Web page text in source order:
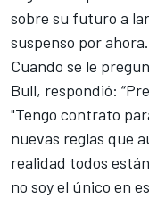
sobre su futuro a
suspenso por ahora.
Cuando se le
Bull, respondió:
"Tengo contrato
nuevas reglas que
realidad todos
no soy el único en